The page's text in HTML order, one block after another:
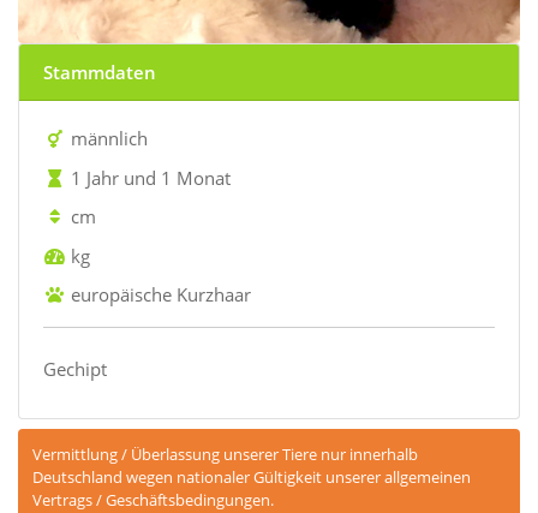
Stammdaten
männlich
1 Jahr und 1 Monat
cm
kg
europäische Kurzhaar
Gechipt
Vermittlung / Überlassung unserer Tiere nur innerhalb
Deutschland wegen nationaler Gültigkeit unserer allgemeinen
Vertrags / Geschäftsbedingungen.